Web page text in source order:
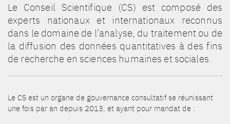
Le Conseil Scientifique (CS) est composé des
experts nationaux et internationaux reconnus
dans le domaine de l’analyse, du traitement ou de
la diffusion des données quantitatives à des fins
de recherche en sciences humaines et sociales.
Le CS est un organe de gouvernance consultatif se réunissant
une fois par an depuis 2013, et ayant pour mandat de :